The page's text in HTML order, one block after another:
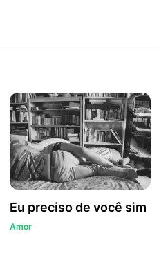
Eu preciso de você sim
Amor